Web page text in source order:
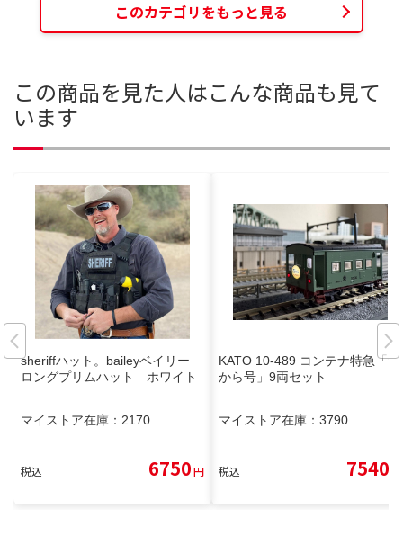
このカテゴリをもっと見る
この商品を見た人はこんな商品も見て
います
sheriffハット。baileyベイリー
ロングプリムハット ホワイト
マイストア在庫： 2170
税込 6750円
KATO 10-489 コンテナ特急「た
から号」9両セット
マイストア在庫： 3790
税込 7540